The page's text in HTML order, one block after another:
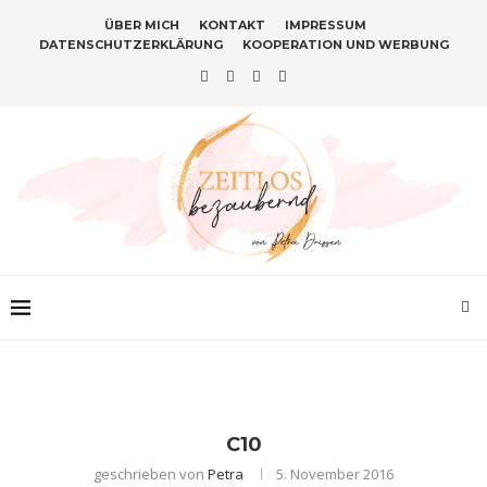
ÜBER MICH KONTAKT
IMPRESSUM
DATENSCHUTZERKLÄRUNG
KOOPERATION UND WERBUNG
C10
geschrieben von Petra 5. November 2016